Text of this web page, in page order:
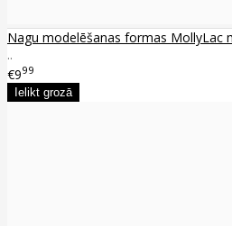
Nagu modelēšanas formas MollyLac
..
€999